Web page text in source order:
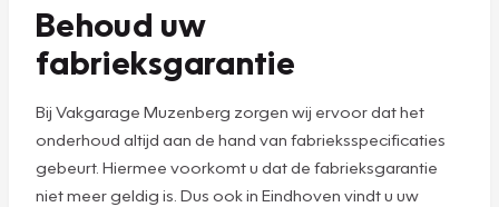
Behoud uw
fabrieksgarantie
Bij Vakgarage Muzenberg zorgen wij ervoor dat het
onderhoud altijd aan de hand van fabrieksspecificaties
gebeurt. Hiermee voorkomt u dat de fabrieksgarantie
niet meer geldig is. Dus ook in Eindhoven vindt u uw